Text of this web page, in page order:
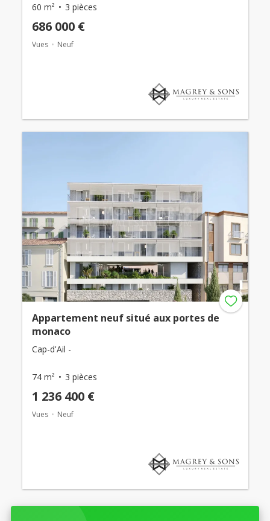
60 m² 3 pièces
686 000 €
Vues Neuf
Appartement neuf situé aux portes de
monaco
Cap-d'Ail -
74 m² 3 pièces
1 236 400 €
Vues Neuf